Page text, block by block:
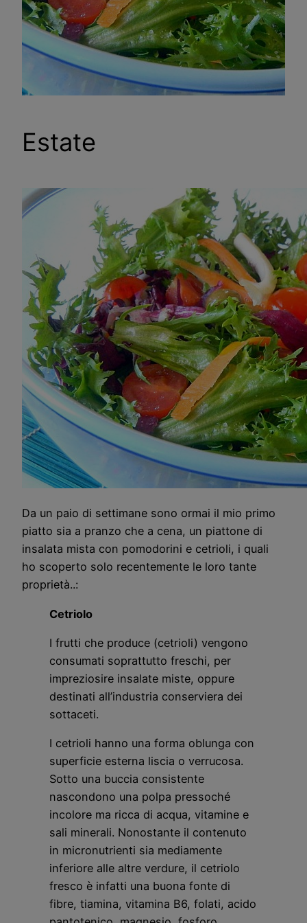
Estate
Da un paio di settimane sono ormai il mio primo
piatto sia a pranzo che a cena, un piattone di
insalata mista con pomodorini e cetrioli, i quali
ho scoperto solo recentemente le loro tante
proprietà..:
Cetriolo
I frutti che produce (cetrioli) vengono
consumati soprattutto freschi, per
impreziosire insalate miste, oppure
destinati all’industria conserviera dei
sottaceti.
I cetrioli hanno una forma oblunga con
superficie esterna liscia o verrucosa.
Sotto una buccia consistente
nascondono una polpa pressoché
incolore ma ricca di acqua, vitamine e
sali minerali. Nonostante il contenuto
in micronutrienti sia mediamente
inferiore alle altre verdure, il cetriolo
fresco è infatti una buona fonte di
fibre, tiamina, vitamina B6, folati, acido